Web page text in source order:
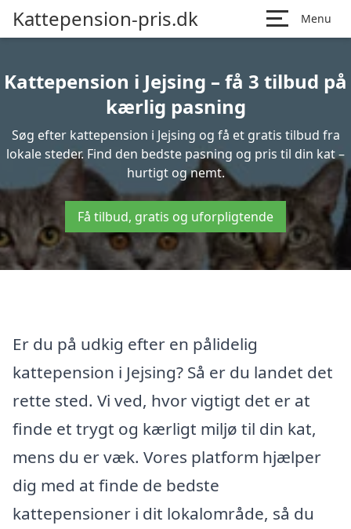
Kattepension-pris.dk Menu
Kattepension i Jejsing – få 3 tilbud på
kærlig pasning
Søg efter kattepension i Jejsing og få et gratis tilbud fra
lokale steder. Find den bedste pasning og pris til din kat –
hurtigt og nemt.
Få tilbud, gratis og uforpligtende
Er du på udkig efter en pålidelig
kattepension i Jejsing? Så er du landet det
rette sted. Vi ved, hvor vigtigt det er at
finde et trygt og kærligt miljø til din kat,
mens du er væk. Vores platform hjælper
dig med at finde de bedste
kattepensioner i dit lokalområde, så du